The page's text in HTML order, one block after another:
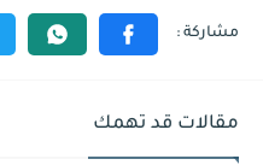
مقالات قد تهمك